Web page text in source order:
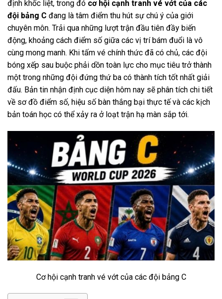
định khốc liệt, trong đó cơ hội cạnh tranh vé vớt của các
đội bảng C đang là tâm điểm thu hút sự chú ý của giới
chuyên môn. Trải qua những lượt trận đầu tiên đầy biến
động, khoảng cách điểm số giữa các vị trí bám đuổi là vô
cùng mong manh. Khi tấm vé chính thức đã có chủ, các đội
bóng xếp sau buộc phải dồn toàn lực cho mục tiêu trở thành
một trong những đội đứng thứ ba có thành tích tốt nhất giải
đấu. Bản tin nhận định cục diện hôm nay sẽ phân tích chi tiết
về sơ đồ điểm số, hiệu số bàn thắng bại thực tế và các kịch
bản toán học có thể xảy ra ở loạt trận hạ màn sắp tới.
Cơ hội cạnh tranh vé vớt của các đội bảng C